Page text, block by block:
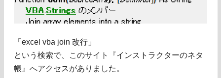
「excel vba join 改行」
という検索で、このサイト『インストラクターのネタ
帳』へアクセスがありました。